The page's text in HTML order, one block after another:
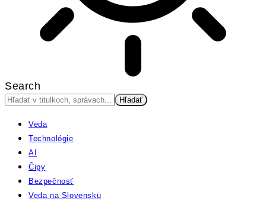
Search
Veda
Technológie
AI
Čipy
Bezpečnosť
Veda na Slovensku